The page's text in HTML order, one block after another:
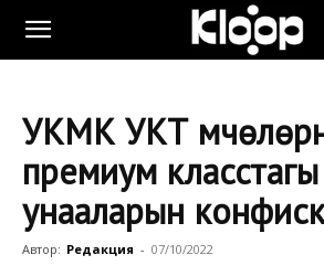
УКМК УКТ
премиум
унааларын
Автор: Редакция - 07/10/2022